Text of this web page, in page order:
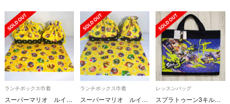
ランチボックス巾着
スーパーマリオ ルイージ ヨッシー お弁当袋 コップ袋 ランチョンマット 任天堂
ランチボックス巾着
スーパーマリオ ルイージ ヨッシー お弁当袋 コップ袋 ランチョンマット 任天堂
レッスンバッグ
スプラトゥーン3キルトレッスンバッグ/絵本袋/手提げ#入園入学#キッズトート